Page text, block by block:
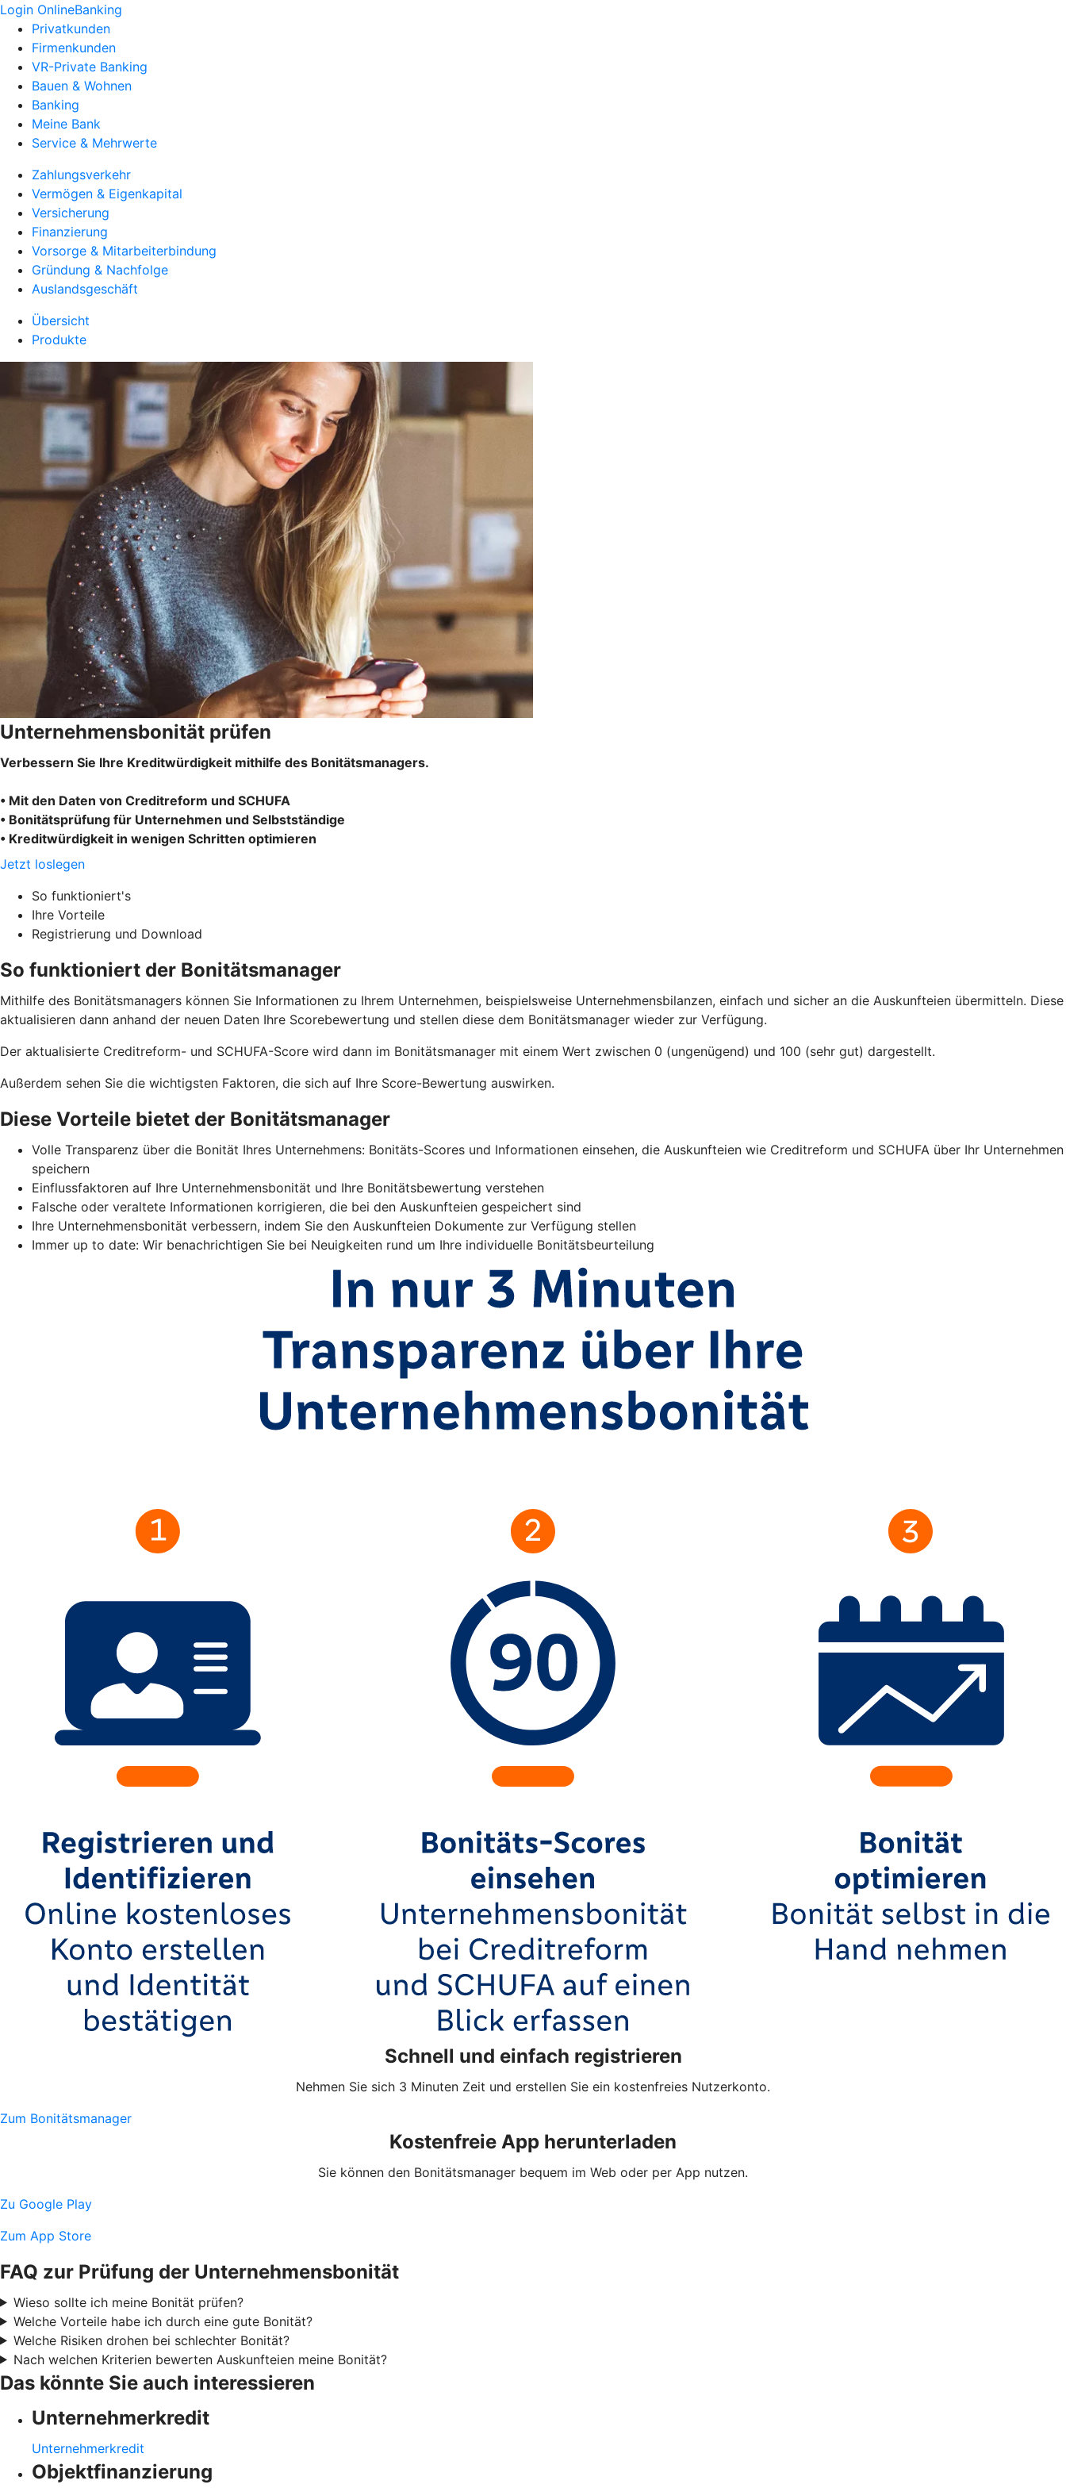
Login OnlineBanking
Privatkunden
Firmenkunden
VR-Private Banking
Bauen & Wohnen
Banking
Meine Bank
Service & Mehrwerte
Zahlungsverkehr
Vermögen & Eigenkapital
Versicherung
Finanzierung
Vorsorge & Mitarbeiterbindung
Gründung & Nachfolge
Auslandsgeschäft
Übersicht
Produkte
Unternehmensbonität prüfen
Verbessern Sie Ihre Kreditwürdigkeit mithilfe des Bonitätsmanagers.
• Mit den Daten von Creditreform und SCHUFA
• Bonitätsprüfung für Unternehmen und Selbstständige
• Kreditwürdigkeit in wenigen Schritten optimieren
Jetzt loslegen
So funktioniert's
Ihre Vorteile
Registrierung und Download
So funktioniert der Bonitätsmanager
Mithilfe des Bonitätsmanagers können Sie Informationen zu Ihrem Unternehmen, beispielsweise Unternehmensbilanzen, einfach und sicher an die Auskunfteien übermitteln. Diese
aktualisieren dann anhand der neuen Daten Ihre Scorebewertung und stellen diese dem Bonitätsmanager wieder zur Verfügung.
Der aktualisierte Creditreform- und SCHUFA-Score wird dann im Bonitätsmanager mit einem Wert zwischen 0 (ungenügend) und 100 (sehr gut) dargestellt.
Außerdem sehen Sie die wichtigsten Faktoren, die sich auf Ihre Score-Bewertung auswirken.
Diese Vorteile bietet der Bonitätsmanager
Volle Transparenz über die Bonität Ihres Unternehmens: Bonitäts-Scores und Informationen einsehen, die Auskunfteien wie Creditreform und SCHUFA über Ihr Unternehmen
speichern
Einflussfaktoren auf Ihre Unternehmensbonität und Ihre Bonitätsbewertung verstehen
Falsche oder veraltete Informationen korrigieren, die bei den Auskunfteien gespeichert sind
Ihre Unternehmensbonität verbessern, indem Sie den Auskunfteien Dokumente zur Verfügung stellen
Immer up to date: Wir benachrichtigen Sie bei Neuigkeiten rund um Ihre individuelle Bonitätsbeurteilung
Schnell und einfach registrieren
Nehmen Sie sich 3 Minuten Zeit und erstellen Sie ein kostenfreies Nutzerkonto.
Zum Bonitätsmanager
Kostenfreie App herunterladen
Sie können den Bonitätsmanager bequem im Web oder per App nutzen.
Zu Google Play
Zum App Store
FAQ zur Prüfung der Unternehmensbonität
Wieso sollte ich meine Bonität prüfen?
Welche Vorteile habe ich durch eine gute Bonität?
Welche Risiken drohen bei schlechter Bonität?
Nach welchen Kriterien bewerten Auskunfteien meine Bonität?
Das könnte Sie auch interessieren
Unternehmerkredit
Unternehmerkredit
Objektfinanzierung